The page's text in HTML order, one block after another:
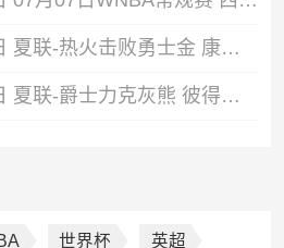
2026年07月07日 夏联-热火击败勇士金 康韦尔26+5 琼斯9中1 奥尔布里奇21+6
2026年07月07日 夏联-爵士力克灰熊 彼得森25+12 布泽尔18+7 科沃德23分
世界杯 英超